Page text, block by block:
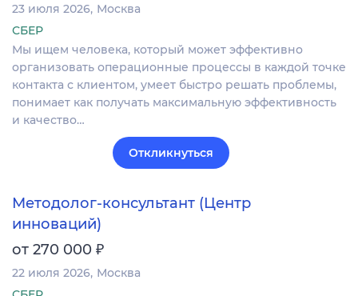
23 июля 2026 Москва
СБЕР
Мы ищем человека, который может эффективно
организовать операционные процессы в каждой точке
контакта с клиентом, умеет быстро решать проблемы,
понимает как получать максимальную эффективность
и качество…
Откликнуться
Методолог-консультант (Центр
инноваций)
от 270 000 ₽
22 июля 2026 Москва